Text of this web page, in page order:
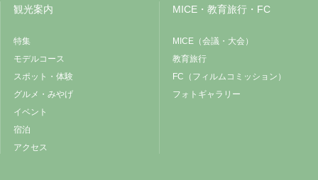
観光案内
特集
モデルコース
スポット・体験
グルメ・みやげ
イベント
宿泊
アクセス
MICE・教育旅行・FC
MICE（会議・大会）
教育旅行
FC（フィルムコミッション）
フォトギャラリー